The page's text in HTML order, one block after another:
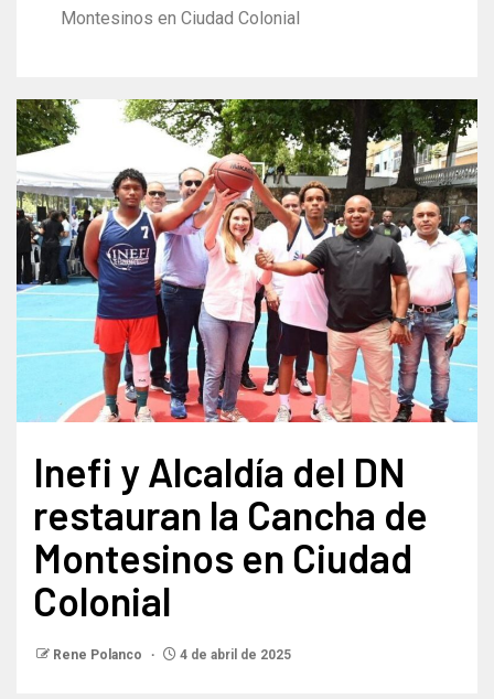
Montesinos en Ciudad Colonial
Inefi y Alcaldía del DN
restauran la Cancha de
Montesinos en Ciudad
Colonial
Rene Polanco 4 de abril de 2025